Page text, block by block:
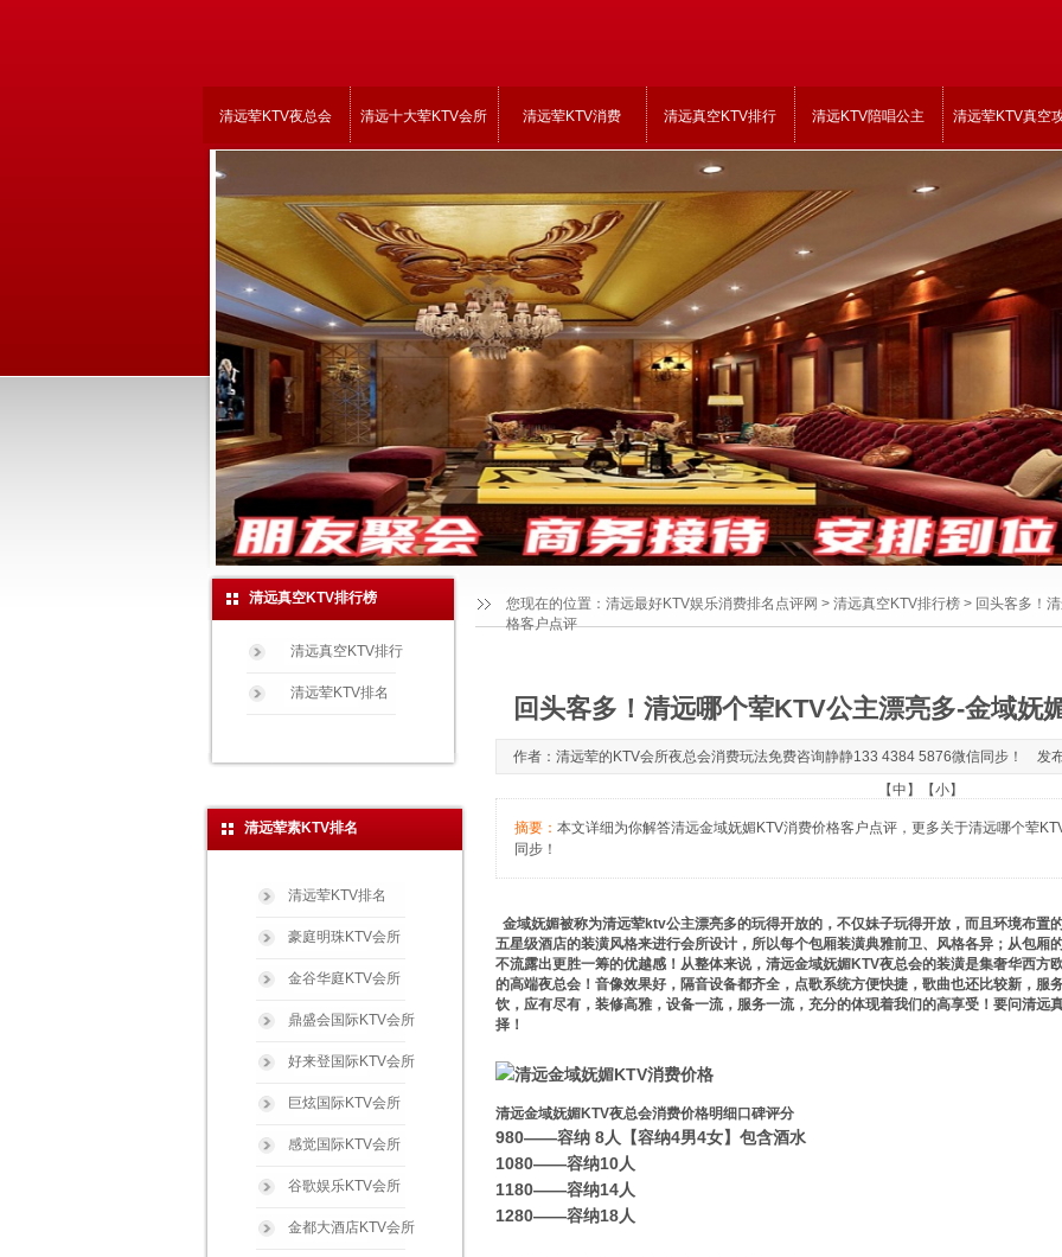
清远荤KTV夜总会 清远十大荤KTV会所 清远荤KTV消费 清远真空KTV排行 清远KTV陪唱公主 清远荤KTV真空
您现在的位置： 清远最好KTV娱乐消费排名点评网 > 清远真空KTV排行榜 > 回头客多！
格客户点评
清远真空KTV排行榜
清远真空KTV排行
清远荤KTV排名
回头客多！清远哪个荤KTV公主漂亮多-金域妩
作者：清远荤的KTV会所夜总会消费玩法免费咨询静静133 4384 5876微信同步！
【中 】【小】
摘要： 本文详细为你解答清远金域妩媚KTV消费价格客户点评，更多关于清远哪个荤
同步！
金域妩媚被称为清远荤ktv公主漂亮多的玩得开放的，不仅妹子玩得开放，而且环境布置
五星级酒店的装潢风格来进行会所设计，所以每个包厢装潢典雅前卫、风格各异；从包厢
不流露出更胜一筹的优越感！从整体来说，清远金域妩媚KTV夜总会的装潢是集奢华西方
的高端夜总会！音像效果好，隔音设备都齐全，点歌系统方便快捷，歌曲也还比较新，服
饮，应有尽有，装修高雅，设备一流，服务一流，充分的体现着我们的高享受！要问清远
择！
清远金域妩媚KTV夜总会消费价格明细口碑评分
980——容纳 8人【容纳4男4女】包含酒水
1080——容纳10人
1180——容纳14人
1280——容纳18人
清远荤素KTV排名
清远荤KTV排名
豪庭明珠KTV会所
金谷华庭KTV会所
鼎盛会国际KTV会所
好来登国际KTV会所
巨炫国际KTV会所
感觉国际KTV会所
谷歌娱乐KTV会所
金都大酒店KTV会所